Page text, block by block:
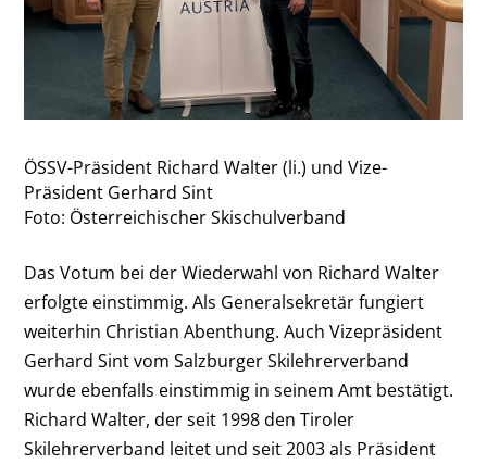
ÖSSV-Präsident Richard Walter (li.) und Vize-
Präsident Gerhard Sint
Foto: Österreichischer Skischulverband
Das Votum bei der Wiederwahl von Richard Walter
erfolgte einstimmig. Als Generalsekretär fungiert
weiterhin Christian Abenthung. Auch Vizepräsident
Gerhard Sint vom Salzburger Skilehrerverband
wurde ebenfalls einstimmig in seinem Amt bestätigt.
Richard Walter, der seit 1998 den Tiroler
Skilehrerverband leitet und seit 2003 als Präsident